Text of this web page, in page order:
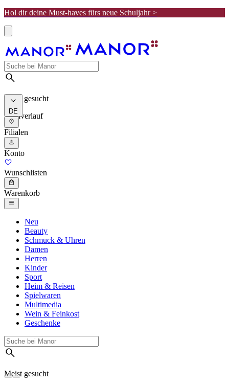
Hol dir deine Must-haves fürs neue Schuljahr >
Meist gesucht
Suchverlauf
DE
Filialen
Konto
Wunschlisten
Warenkorb
Neu
Beauty
Schmuck & Uhren
Damen
Herren
Kinder
Sport
Heim & Reisen
Spielwaren
Multimedia
Wein & Feinkost
Geschenke
Meist gesucht